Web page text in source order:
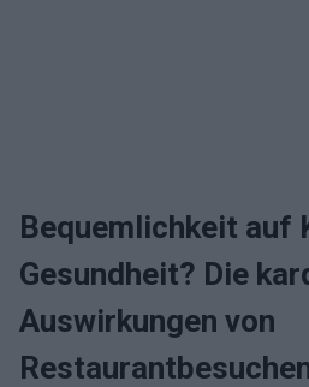
Bequemlichkeit auf
Gesundheit? Die
Auswirkungen von